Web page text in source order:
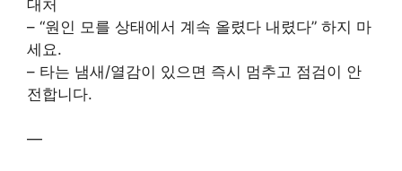
대처
– “원인 모를 상태에서 계속 올렸다 내렸다” 하지 마
세요.
– 타는 냄새/열감이 있으면 즉시 멈추고 점검이 안
전합니다.
—